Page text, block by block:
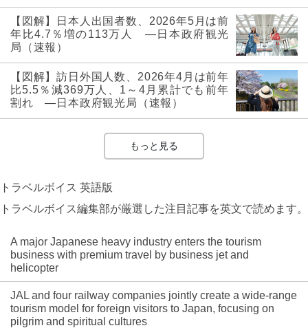
【図解】日本人出国者数、2026年5月は前
年比4.7％増の113万人 ―日本政府観光
局（速報）
【図解】訪日外国人数、2026年4月は前年
比5.5％減369万人、1～4月累計でも前年
割れ ―日本政府観光局（速報）
もっと見る
トラベルボイス 英語版
トラベルボイス編集部が厳選した注目記事を英文で読めます。
A major Japanese heavy industry enters the tourism
business with premium travel by business jet and
helicopter
JAL and four railway companies jointly create a wide-range
tourism model for foreign visitors to Japan, focusing on
pilgrim and spiritual cultures